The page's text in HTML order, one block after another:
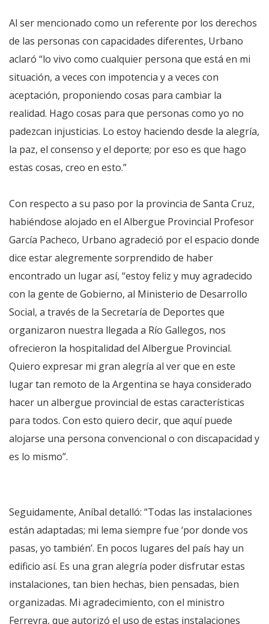
Al ser mencionado como un referente por los derechos
de las personas con capacidades diferentes, Urbano
aclaró “lo vivo como cualquier persona que está en mi
situación, a veces con impotencia y a veces con
aceptación, proponiendo cosas para cambiar la
realidad. Hago cosas para que personas como yo no
padezcan injusticias. Lo estoy haciendo desde la alegría,
la paz, el consenso y el deporte; por eso es que hago
estas cosas, creo en esto.”
Con respecto a su paso por la provincia de Santa Cruz,
habiéndose alojado en el Albergue Provincial Profesor
García Pacheco, Urbano agradeció por el espacio donde
dice estar alegremente sorprendido de haber
encontrado un lugar así, “estoy feliz y muy agradecido
con la gente de Gobierno, al Ministerio de Desarrollo
Social, a través de la Secretaría de Deportes que
organizaron nuestra llegada a Río Gallegos, nos
ofrecieron la hospitalidad del Albergue Provincial.
Quiero expresar mi gran alegría al ver que en este
lugar tan remoto de la Argentina se haya considerado
hacer un albergue provincial de estas características
para todos. Con esto quiero decir, que aquí puede
alojarse una persona convencional o con discapacidad y
es lo mismo”.
Seguidamente, Aníbal detalló: “Todas las instalaciones
están adaptadas; mi lema siempre fue ‘por donde vos
pasas, yo también’. En pocos lugares del país hay un
edificio así. Es una gran alegría poder disfrutar estas
instalaciones, tan bien hechas, bien pensadas, bien
organizadas. Mi agradecimiento, con el ministro
Ferreyra, que autorizó el uso de estas instalaciones